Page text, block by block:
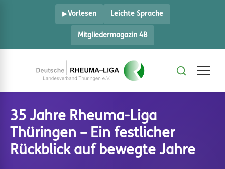
Vorlesen Leichte Sprache
Mitgliedermagazin 4B
35 Jahre Rheuma-Liga
Thüringen – Ein festlicher
Rückblick auf bewegte Jahre